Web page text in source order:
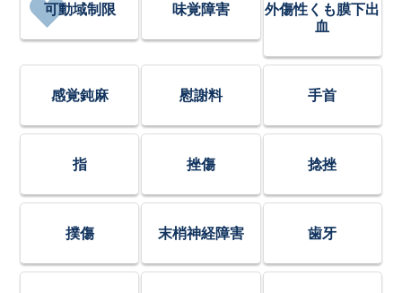
可動域制限 味覚障害
外傷性くも膜下出
血
感覚鈍麻 慰謝料 手首
指 挫傷 捻挫
撲傷 末梢神経障害 歯牙